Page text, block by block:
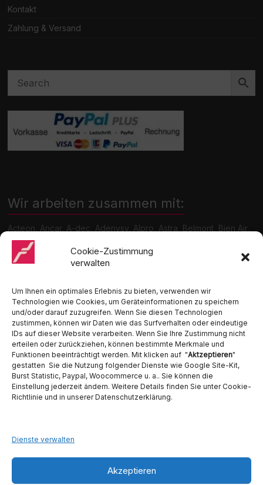
Cookie-Zustimmung
verwalten
Um Ihnen ein optimales Erlebnis zu bieten, verwenden wir
Technologien wie Cookies, um Geräteinformationen zu speichern
und/oder darauf zuzugreifen. Wenn Sie diesen Technologien
zustimmen, können wir Daten wie das Surfverhalten oder eindeutige
IDs auf dieser Website verarbeiten. Wenn Sie Ihre Zustimmung nicht
erteilen oder zurückziehen, können bestimmte Merkmale und
Funktionen beeinträchtigt werden. Mit klicken auf "Aktzeptieren"
gestatten Sie die Nutzung folgender Dienste wie Google Site-Kit,
Burst Statistic, Paypal, Woocommerce u. a.. Sie können die
Einstellung jederzeit ändern. Weitere Details finden Sie unter Cookie-
Richtlinie und in unserer Datenschutzerklärung.
Dienste verwalten
Akzeptieren
Kontakt
Zahlung & Versand
Wir arbeiten zusammen mit:
Acteon, Ancar, A-dec, Adenysy, Alpro, Astra, Belmont, Bien Air,
Cattani, Chirana, DCI, Dürr, ETI, Euronda, Faro, Gcomm, KaVo,
Medentex, Melag, Midmark, Metasys, MK-Dent, NSK, Ophardt
Hygiene, Ritter, Satelec, Scican, TKD, Velopex, u.v.m
Ambident GmbH
Dental Geräte Handel und Service
Neumannstraße 3B
Fax.: 030 54 83 72 85